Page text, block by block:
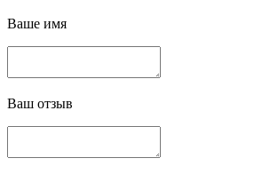
Ваше имя
Ваш отзыв